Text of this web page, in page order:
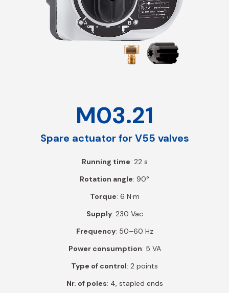
M03.21
Spare actuator for V55 valves
Running time: 22 s
Rotation angle: 90°
Torque: 6 N·m
Supply: 230 Vac
Frequency: 50–60 Hz
Power consumption: 5 VA
Type of control: 2 points
Nr. of poles: 4, stapled ends